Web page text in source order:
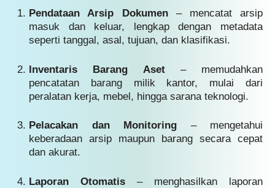
Pendataan Arsip Dokumen– mencatat arsip
masuk dan keluar, lengkap dengan metadata
seperti tanggal, asal, tujuan, dan klasifikasi.
Inventaris Barang Aset– memudahkan
pencatatan barang milik kantor, mulai dari
peralatan kerja, mebel, hingga sarana teknologi.
Pelacakan dan Monitoring – mengetahui
keberadaan arsip maupun barang secara cepat
dan akurat.
Laporan Otomatis – menghasilkan laporan